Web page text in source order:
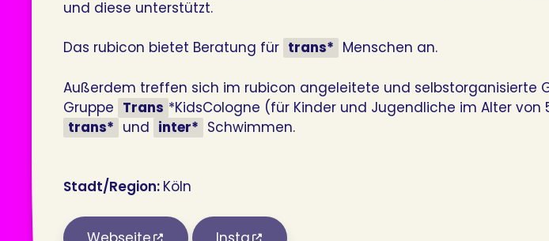
und diese unterstützt.
Das rubicon bietet Beratung für trans* Menschen an.
Außerdem treffen sich im rubicon angeleitete und selbstorganisierte
Gruppe Trans *KidsCologne (für Kinder und Jugendliche im Alter
trans* und inter* Schwimmen.
Stadt/Region: Köln